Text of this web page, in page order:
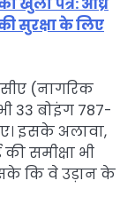
सुरक्षा के लिए
(नागरिक
33 बोइंग 787-
इसके अलावा,
समीक्षा भी
सके कि वे उड़ान के